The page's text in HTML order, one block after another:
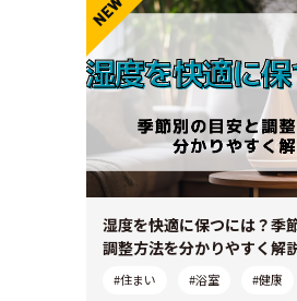
湿度を快適に保つには？季
調整方法を分かりやすく解
#住まい #浴室 #健康